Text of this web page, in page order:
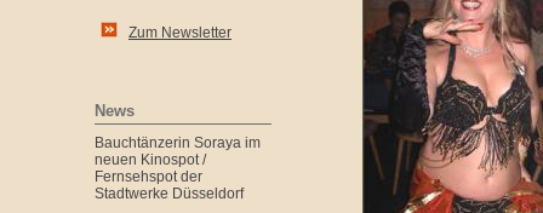
Zum Newsletter
News
Bauchtänzerin Soraya im
neuen Kinospot /
Fernsehspot der
Stadtwerke Düsseldorf